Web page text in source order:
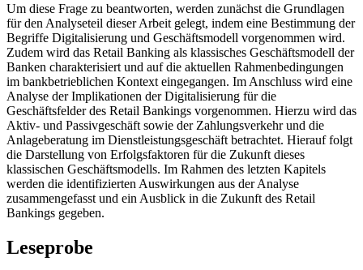
Um diese Frage zu beantworten, werden zunächst die Grundlagen
für den Analyseteil dieser Arbeit gelegt, indem eine Bestimmung der
Begriffe Digitalisierung und Geschäftsmodell vorgenommen wird.
Zudem wird das Retail Banking als klassisches Geschäftsmodell der
Banken charakterisiert und auf die aktuellen Rahmenbedingungen
im bankbetrieblichen Kontext eingegangen. Im Anschluss wird eine
Analyse der Implikationen der Digitalisierung für die
Geschäftsfelder des Retail Bankings vorgenommen. Hierzu wird das
Aktiv- und Passivgeschäft sowie der Zahlungsverkehr und die
Anlageberatung im Dienstleistungsgeschäft betrachtet. Hierauf folgt
die Darstellung von Erfolgsfaktoren für die Zukunft dieses
klassischen Geschäftsmodells. Im Rahmen des letzten Kapitels
werden die identifizierten Auswirkungen aus der Analyse
zusammengefasst und ein Ausblick in die Zukunft des Retail
Bankings gegeben.
Leseprobe